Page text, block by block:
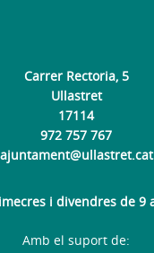
Carrer Rectoria, 5
Ullastret
17114
972 757 767
ajuntament@ullastret.cat
i divendres de 9
Amb el suport de: